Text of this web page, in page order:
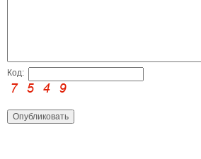
Код: